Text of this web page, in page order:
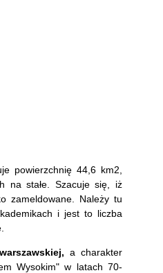
powierzchnię 44,6 km2,
na stałe. Szacuje się, iż
zameldowane. Należy tu
i jest to liczba
a charakter
Wysokim" w latach 70-